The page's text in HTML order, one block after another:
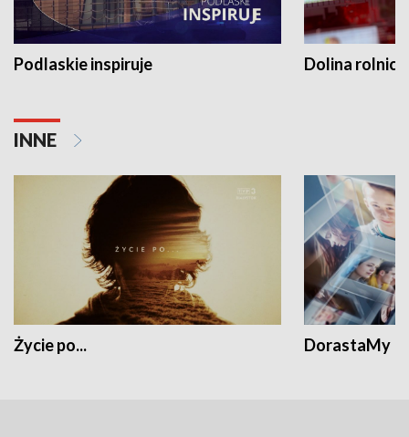
Podlaskie inspiruje Dolina
INNE
Życie po... DorastaMy